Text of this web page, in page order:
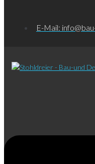
E-Mail: